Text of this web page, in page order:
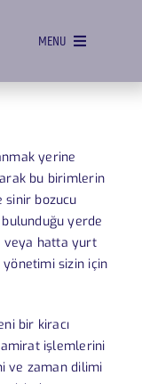
MENU
yerine
bu birimlerin
sinir bozucu
yerde
veya hatta yurt
yönetimi sizin için
bir kiracı
işlemlerini
ve zaman dilimi